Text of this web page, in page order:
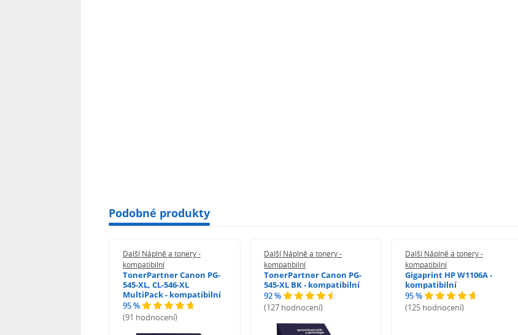
Podobné produkty
Další Náplně a tonery -
kompatibilní
TonerPartner Canon PG-
545-XL, CL-546-XL
MultiPack - kompatibilní
95 %
(91 hodnocení)
Další Náplně a tonery -
kompatibilní
TonerPartner Canon PG-
545-XL BK - kompatibilní
92 %
(127 hodnocení)
Další Náplně a tonery -
kompatibilní
Gigaprint HP W1106A -
kompatibilní
95 %
(125 hodnocení)